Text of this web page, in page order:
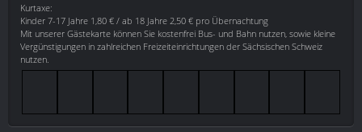
Kurtaxe:
Kinder 7-17 Jahre 1,80 € / ab 18 Jahre 2,50 € pro Übernachtung
Mit unserer Gästekarte können Sie kostenfrei Bus- und Bahn nutzen, sowie kleine
Vergünstigungen in zahlreichen Freizeiteinrichtungen der Sächsischen Schweiz
nutzen.